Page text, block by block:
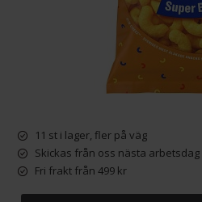
11 st i lager, fler på väg
Skickas från oss nästa arbetsdag
Fri frakt från 499 kr